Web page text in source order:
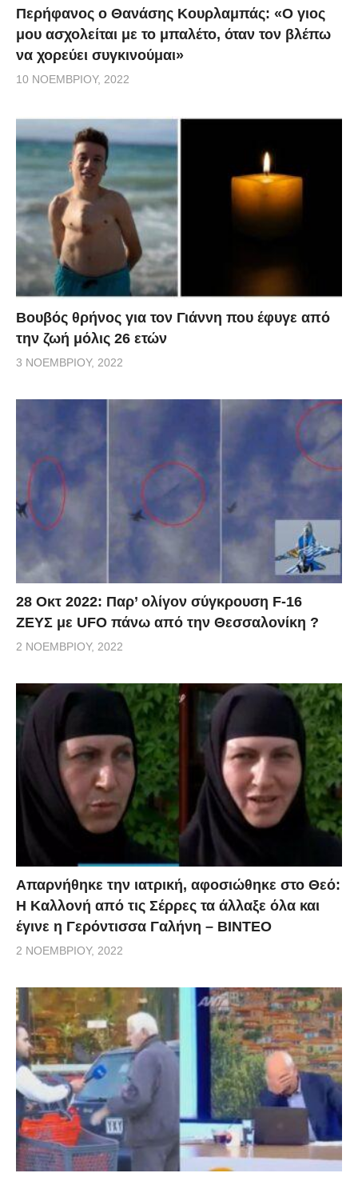
Περήφανος ο Θανάσης Κουρλαμπάς: «Ο γιος
μου ασχολείται με το μπαλέτο, όταν τον βλέπω
να χορεύει συγκινούμαι»
10 ΝΟΕΜΒΡΊΟΥ, 2022
Βουβός θρήνος για τον Γιάννη που έφυγε από
την ζωή μόλις 26 ετών
3 ΝΟΕΜΒΡΊΟΥ, 2022
28 Οκτ 2022: Παρ’ ολίγον σύγκρουση F-16
ΖΕΥΣ με UFO πάνω από την Θεσσαλονίκη ?
2 ΝΟΕΜΒΡΊΟΥ, 2022
Απαρνήθηκε την ιατρική, αφοσιώθηκε στο Θεό:
Η Καλλονή από τις Σέρρες τα άλλαξε όλα και
έγινε η Γερόντισσα Γαλήνη – ΒΙΝΤΕΟ
2 ΝΟΕΜΒΡΊΟΥ, 2022